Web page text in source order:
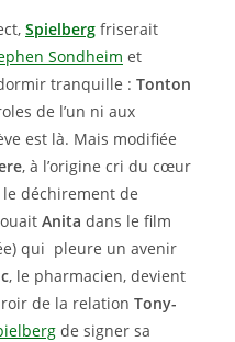
Spielberg friserait
Sondheim et
tranquille : Tonton
de l’un ni aux
est là. Mais modifiée
, à l’origine cri du cœur
déchirement de
Anita dans le film
qui pleure un avenir
, le pharmacien, devient
de la relation Tony-
de signer sa